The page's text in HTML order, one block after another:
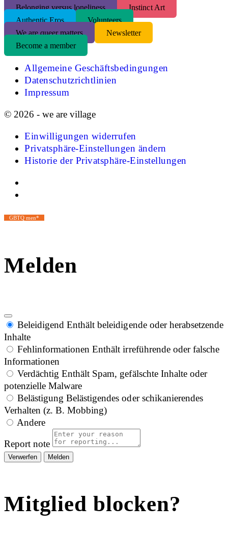
Belonging versus loneliness
Instinct Art
Authentic Eros
Volunteers
We are queer matters
Newsletter
Become a member
Allgemeine Geschäftsbedingungen
Datenschutzrichtlinien
Impressum
© 2026 - we are village
Einwilligungen widerrufen
Privatsphäre-Einstellungen ändern
Historie der Privatsphäre-Einstellungen
GBTQ men*
Melden
Beleidigend Enthält beleidigende oder herabsetzende
Inhalte
Fehlinformationen Enthält irreführende oder falsche
Informationen
Verdächtig Enthält Spam, gefälschte Inhalte oder
potenzielle Malware
Belästigung Belästigendes oder schikanierendes
Verhalten (z. B. Mobbing)
Andere
Report note
Melden
Mitglied blocken?